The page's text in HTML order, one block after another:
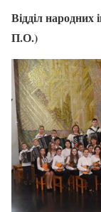
Відділ народних
П.О.)